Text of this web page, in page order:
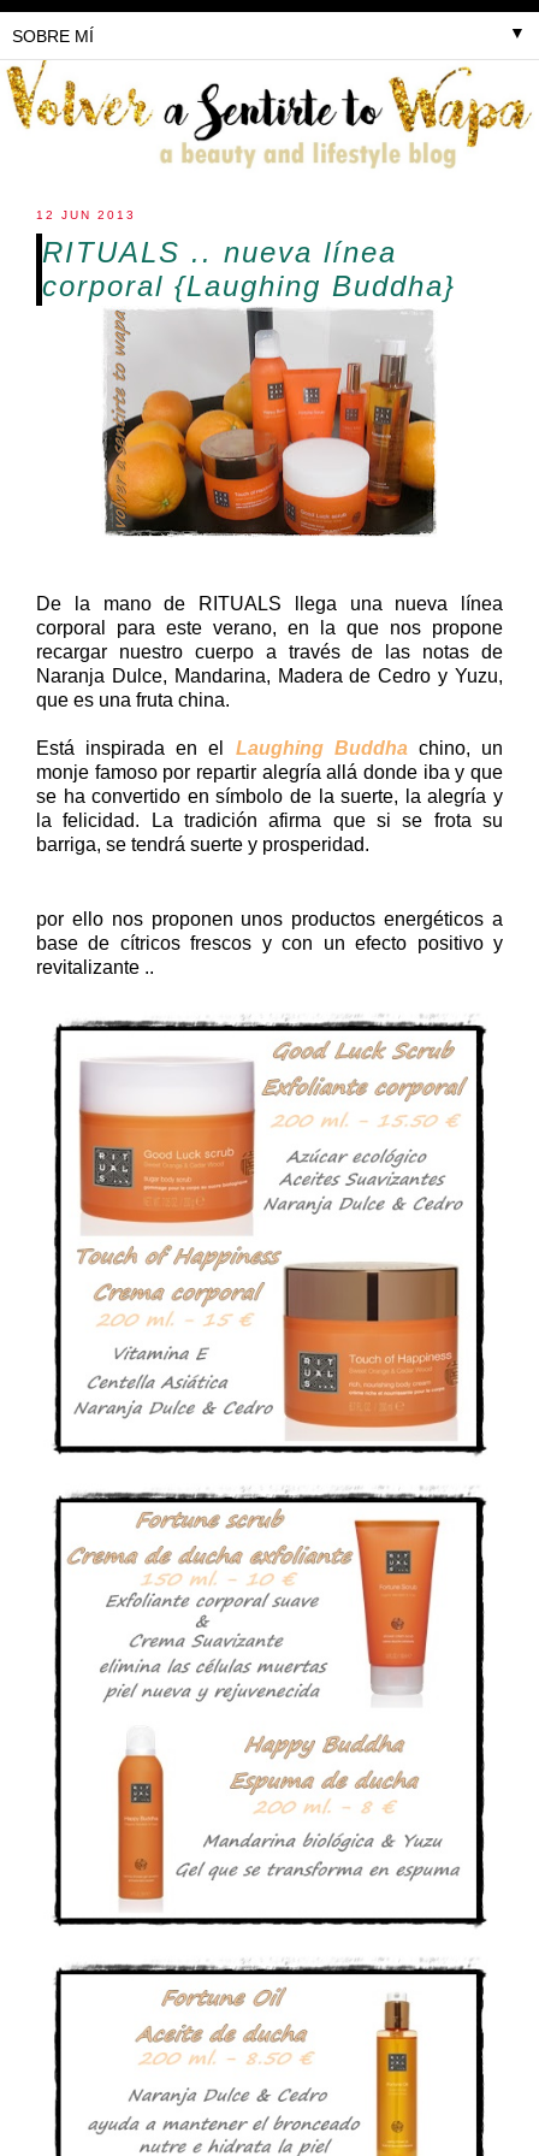
▼
12 JUN 2013
RITUALS .. nueva línea
corporal {Laughing Buddha}
De la mano de RITUALS llega una nueva línea
corporal para este verano, en la que nos propone
recargar nuestro cuerpo a través de las notas de
Naranja Dulce, Mandarina, Madera de Cedro y Yuzu,
que es una fruta china.
Está inspirada en el Laughing Buddha chino, un
monje famoso por repartir alegría allá donde iba y que
se ha convertido en símbolo de la suerte, la alegría y
la felicidad. La tradición afirma que si se frota su
barriga, se tendrá suerte y prosperidad.
por ello nos proponen unos productos energéticos a
base de cítricos frescos y con un efecto positivo y
revitalizante ..